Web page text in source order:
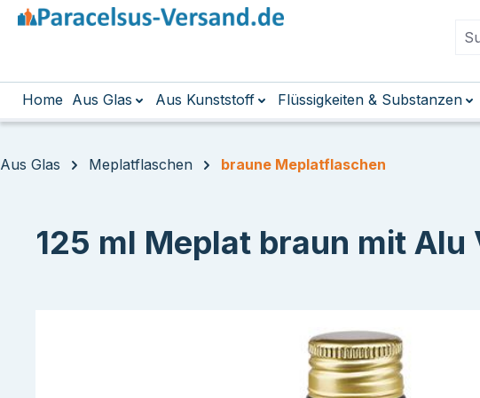
Hauptinhalt springen
Zur Suche springen
Zur Hauptnavigation springen
Home Aus Glas Aus Kunststoff Flüssigkeiten & Substanzen
Aus Glas Meplatflaschen braune Meplatflaschen
125 ml Meplat braun mit